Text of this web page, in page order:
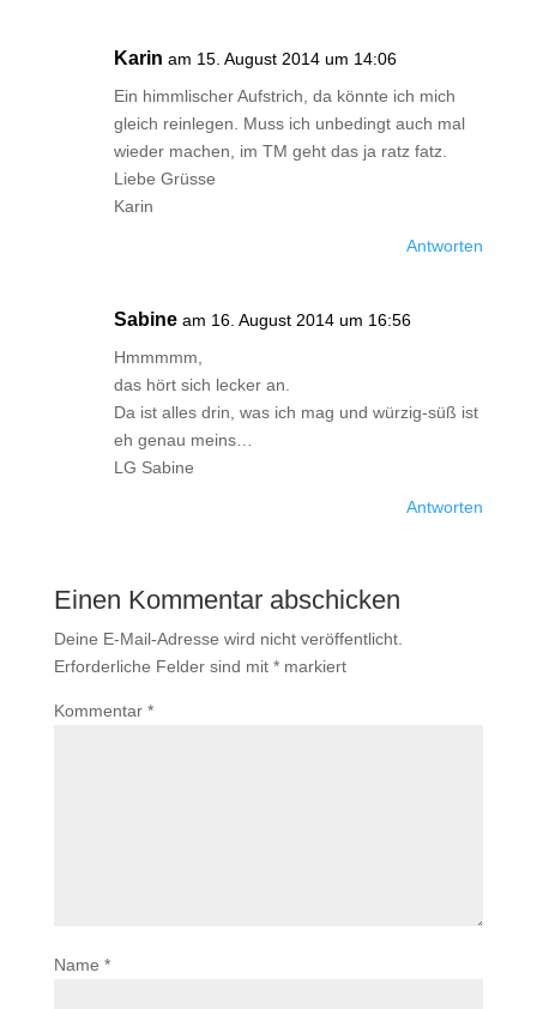
Karin am 15. August 2014 um 14:06
Ein himmlischer Aufstrich, da könnte ich mich
gleich reinlegen. Muss ich unbedingt auch mal
wieder machen, im TM geht das ja ratz fatz.
Liebe Grüsse
Karin
Antworten
Sabine am 16. August 2014 um 16:56
Hmmmmm,
das hört sich lecker an.
Da ist alles drin, was ich mag und würzig-süß ist
eh genau meins…
LG Sabine
Antworten
Einen Kommentar abschicken
Deine E-Mail-Adresse wird nicht veröffentlicht.
Erforderliche Felder sind mit *markiert
Kommentar *
Name *